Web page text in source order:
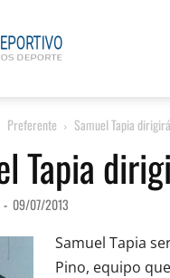
Preferente Samuel Tapia
Tapia
- 09/07/2013
Samuel Tapia
Pino, equipo